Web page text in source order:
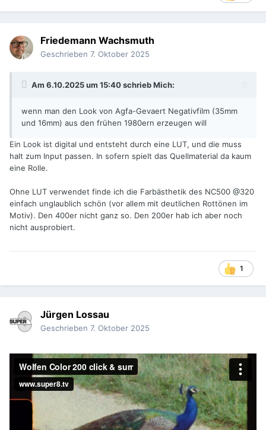
Friedemann Wachsmuth
Geschrieben 7. Oktober 2025
Am 6.10.2025 um 15:40 schriebMich:
wenn man den Look von Agfa-Gevaert Negativfilm (35mm
und 16mm) aus den frühen 1980ern erzeugen will
Ein Look ist digital und entsteht durch eine LUT, und die muss
halt zum Input passen. In sofern spielt das Quellmaterial da kaum
eine Rolle.
Ohne LUT verwendet finde ich die Farbästhetik des NC500 @320
einfach unglaublich schön (vor allem mit deutlichen Rottönen im
Motiv). Den 400er nicht ganz so. Den 200er hab ich aber noch
nicht ausprobiert.
1
Jürgen Lossau
Geschrieben 7. Oktober 2025